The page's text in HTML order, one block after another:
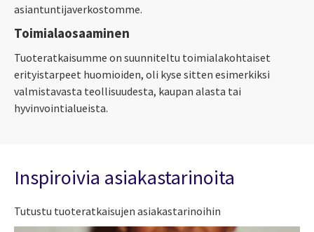
asiantuntijaverkostomme.
Toimialaosaaminen
Tuoteratkaisumme on suunniteltu toimialakohtaiset
erityistarpeet huomioiden, oli kyse sitten esimerkiksi
valmistavasta teollisuudesta, kaupan alasta tai
hyvinvointialueista.
Inspiroivia asiakastarinoita
Tutustu tuoteratkaisujen asiakastarinoihin